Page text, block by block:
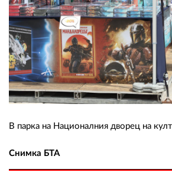
В парка на Националния дворец на
Снимка БТА